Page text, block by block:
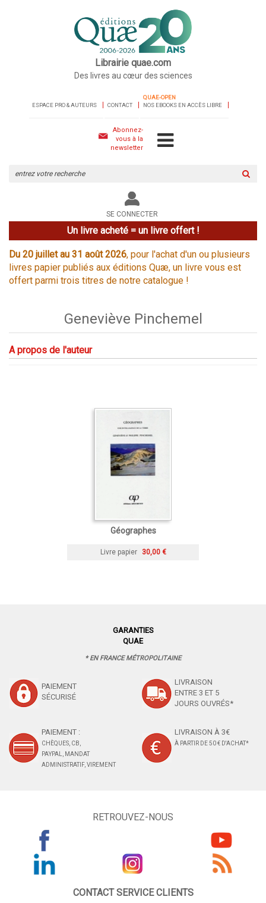
Librairie quae.com
Des livres au cœur des sciences
ESPACE PRO & AUTEURS CONTACT
QUAE-OPEN
NOS EBOOKS EN ACCÈS LIBRE
Abonnez-
vous à la
newsletter
le
site
SE CONNECTER
Un livre acheté = un livre offert !
Du 20 juillet au 31 août 2026, pour l'achat d'un ou plusieurs
livres papier publiés aux éditions Quæ, un livre vous est
offert parmi trois titres de notre catalogue !
Geneviève Pinchemel
A propos de l'auteur
Géographes
Livre papier 30,00 €
GARANTIES
QUAE
* EN FRANCE MÉTROPOLITAINE
PAIEMENT
SÉCURISÉ
LIVRAISON
ENTRE 3 ET 5
JOURS OUVRÉS*
PAIEMENT :
CHÈQUES, CB,
PAYPAL, MANDAT
ADMINISTRATIF, VIREMENT
LIVRAISON À 3€
À PARTIR DE 50 € D'ACHAT*
RETROUVEZ-NOUS
CONTACT SERVICE CLIENTS